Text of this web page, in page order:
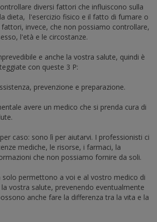
diversi fattori che influiscono sulla
dieta, l'esercizio fisico e il fatto di fumare o
invece, che non possiamo controllare,
l'età e le circostanze.
e anche la vostra salute, quindi è
con queste 3 P:
prevenzione e preparazione.
avere un medico che si prenda cura di
caso: sono lì per aiutarvi. I professionisti ci
mediche, le risorse, i farmaci, la
che non possiamo fornire da soli.
solo permettono a voi e al vostro medico di
vostra salute, prevenendo eventualmente
anche fare la differenza tra la vita e la